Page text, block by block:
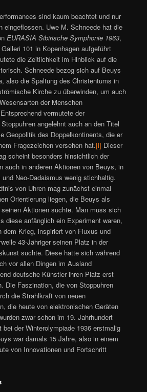
sind kaum beachtet und nur
eingeflossen. Uwe M. Schneede hat die
EURASIA Sibirische Symphonie 1963,
101 in Kopenhagen aufgeführt
die Zeitlichkeit im Hinblick auf die
Schneede bezog sich auf Beuys
also die Spaltung des Christentums in
Kirche zu überwinden, um auch
der Menschen
vermutete der
angelehnt auch an den Titel
Geopolitik des Doppelkontinents, die er
Fragezeichen versehen hat.[i] Dieser
scheint besonders hinsichtlich der
auch in anderen Aktionen von Beuys, in
Neo-Dadaismus wenig stichhaltig.
von Uhren mag zunächst einmal
Orientierung liegen, die Beuys als
Aktionen suchte. Man muss sich
diese anfänglich ein Experiment waren,
dem Krieg, inspiriert von Fluxus und
43-Jähriger seinen Platz in der
suchte. Diese hatte sich während
vor allen Dingen im Ausland
deutsche Künstler ihren Platz erst
Die Faszination, die von Stoppuhren
die Strahlkraft von neuen
die heute von elektronischen Geräten
zwar schon im 19. Jahrhundert
der Winterolympiade 1936 erstmalig
war damals 15 Jahre, also in einem
von Innovationen und Fortschritt